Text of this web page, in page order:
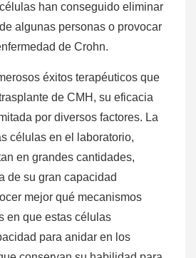
han conseguido eliminar
algunas personas o provocar
de Crohn.
éxitos terapéuticos que
de CMH, su eficacia
por diversos factores. La
células en el laboratorio,
en grandes cantidades,
de su gran capacidad
mejor qué mecanismos
en que estas células
para anidar en los